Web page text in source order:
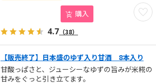
お気
購入
4.7 （38）
【販売終了】日本盛のゆず入り甘酒 8本入り
甘酸っぱさと、ジューシーなゆずの旨みが米糀の
甘みをぐっと引き立てます。